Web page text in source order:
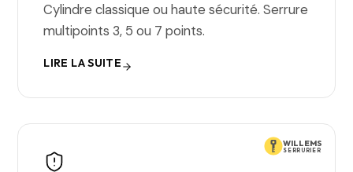
Cylindre classique ou haute sécurité. Serrure
multipoints 3, 5 ou 7 points.
LIRE LA SUITE
WILLEMS
SERRURIER